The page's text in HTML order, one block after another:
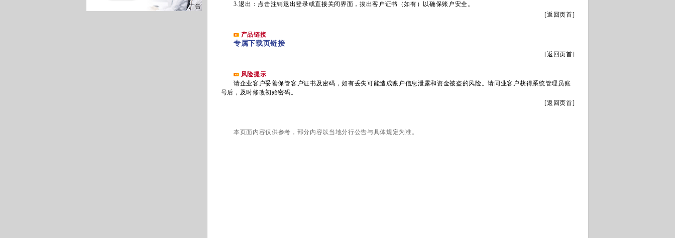
3.退出：点击注销退出登录或直接关闭界面，拔出客户证书（如有）以确保账户安全。
[返回页首]
产品链接
专属下载页链接
[返回页首]
风险提示
请企业客户妥善保管客户证书及密码，如有丢失可能造成账户信息泄露和资金被盗的风险。请同业客户获得系统管理员账
号后，及时修改初始密码。
[返回页首]
本页面内容仅供参考，部分内容以当地分行公告与具体规定为准。